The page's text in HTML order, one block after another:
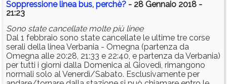
Soppressione linea bus, perchè? - 28 Gennaio 2018 -
21:23
Sono state cancellate molte più linee
Dal 1 febbraio sono state cancellate le ultime tre corse
serali della linea Verbania - Omegna (partenza da
Omegna alle 20:28, 21:33 e 22:40, e partenza da Verbania)
per tutti i giorni dalla Domenica al Giovedì, rimangono
normali solo al Venerdì/Sabato. Esclusivamente per